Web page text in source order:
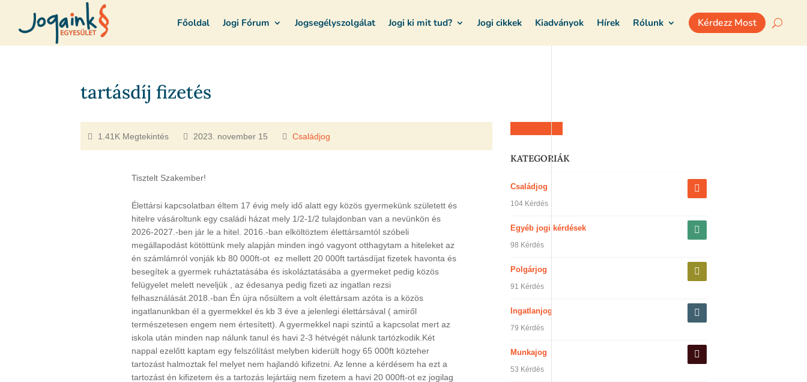
Főoldal Jogi Fórum Jogsegélyszolgálat Jogi ki mit tud? Jogi cikkek Kiadványok Hírek Rólunk Kérdezz Most
tartásdíj fizetés
1.41K Megtekintés 2023. november 15 Családjog
Tisztelt Szakember!
Élettársi kapcsolatban éltem 17 évig mely idő alatt egy közös gyermekünk született és
hitelre vásároltunk egy családi házat mely 1/2-1/2 tulajdonban van a nevünkön és
2026-2027.-ben jár le a hitel. 2016.-ban elköltöztem élettársamtól szóbeli
megállapodást kötöttünk mely alapján minden ingó vagyont otthagytam a hiteleket az
én számlámról vonják kb 80 000ft-ot ez mellett 20 000ft tartásdíjat fizetek havonta és
besegítek a gyermek ruháztatásába és iskoláztatásába a gyermeket pedig közös
felügyelet melett neveljük , az édesanya pedig fizeti az ingatlan rezsi
felhasználását.2018.-ban Én újra nősültem a volt élettársam azóta is a közös
ingatlanunkban él a gyermekkel és kb 3 éve a jelenlegi élettársával ( amiről
természetesen engem nem értesített). A gyermekkel napi szintű a kapcsolat mert az
iskola után minden nap nálunk tanul és havi 2-3 hétvégét nálunk tartózkodik.Két
nappal ezelőtt kaptam egy felszólítást melyben kiderült hogy 65 000ft közteher
tartozást halmoztak fel melyet nem hajlandó kifizetni. Az lenne a kérdésem ha ezt a
tartozást én kifizetem és a tartozás lejártáig nem fizetem a havi 20 000ft-ot ez jogilag
KATEGORIÁK
Családjog
104 Kérdés
Egyéb jogi kérdések
98 Kérdés
Polgárjog
91 Kérdés
Ingatlanjog
79 Kérdés
Munkajog
53 Kérdés